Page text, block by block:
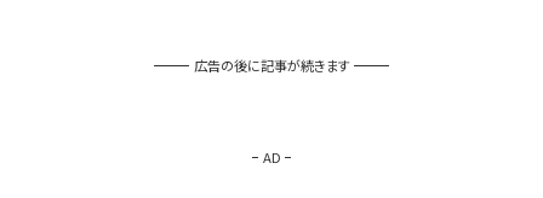
広告の後に記事が続きます
AD